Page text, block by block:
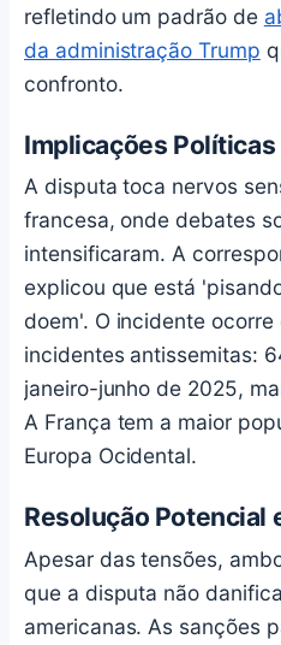
refletindo um padrão de
da administração Trump
confronto.
Implicações Políticas
A disputa toca nervos
francesa, onde debates
intensificaram. A
explicou que está
doem'. O incidente
incidentes antissemitas:
janeiro-junho de 2025,
A França tem a maior
Europa Ocidental.
Resolução Potencial
Apesar das tensões,
que a disputa não
americanas. As sanções